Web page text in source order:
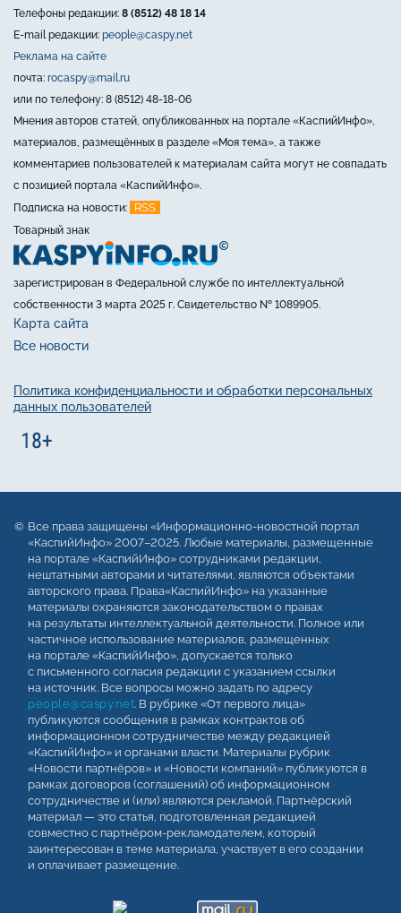
Телефоны редакции: 8 (8512) 48 18 14
E-mail редакции: people@caspy.net
Реклама на сайте
почта: rocaspy@mail.ru
или по телефону: 8 (8512) 48-18-06
Мнения авторов статей, опубликованных на портале «КаспийИнфо»,
материалов, размещённых в разделе «Моя тема», а также
комментариев пользователей к материалам сайта могут не совпадать
с позицией портала «КаспийИнфо».
Подписка на новости:
RSS
Товарный знак
зарегистрирован в Федеральной службе по интеллектуальной
собственности 3 марта 2025 г. Свидетельство № 1089905.
Карта сайта
Все новости
Политика конфиденциальности и обработки персональных
данных пользователей
Все права защищены «Информационно-новостной портал
«КаспийИнфо» 2007–2025. Любые материалы, размещенные
на портале «КаспийИнфо» сотрудниками редакции,
нештатными авторами и читателями, являются объектами
авторского права. Права«КаспийИнфо» на указанные
материалы охраняются законодательством о правах
на результаты интеллектуальной деятельности. Полное или
частичное использование материалов, размещенных
на портале «КаспийИнфо», допускается только
с письменного согласия редакции с указанием ссылки
на источник. Все вопросы можно задать по адресу
people@caspy.net. В рубрике «От первого лица»
публикуются сообщения в рамках контрактов об
информационном сотрудничестве между редакцией
«КаспийИнфо» и органами власти. Материалы рубрик
«Новости партнёров» и «Новости компаний» публикуются в
рамках договоров (соглашений) об информационном
сотрудничестве и (или) являются рекламой. Партнёрский
материал — это статья, подготовленная редакцией
совместно с партнёром-рекламодателем, который
заинтересован в теме материала, участвует в его создании
и оплачивает размещение.